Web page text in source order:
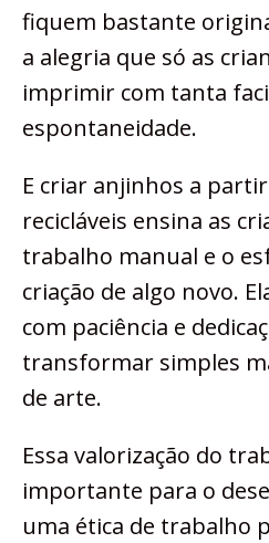
fiquem bastante
a alegria que só as
imprimir com tanta
espontaneidade.
E criar anjinhos a
recicláveis ensina as
trabalho manual e o
criação de algo novo.
com paciência e
transformar simples
de arte.
Essa valorização do
importante para o
uma ética de trabalho